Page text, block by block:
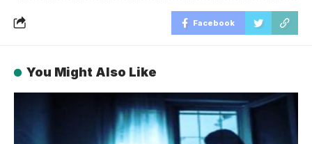
Facebook
You Might Also Like